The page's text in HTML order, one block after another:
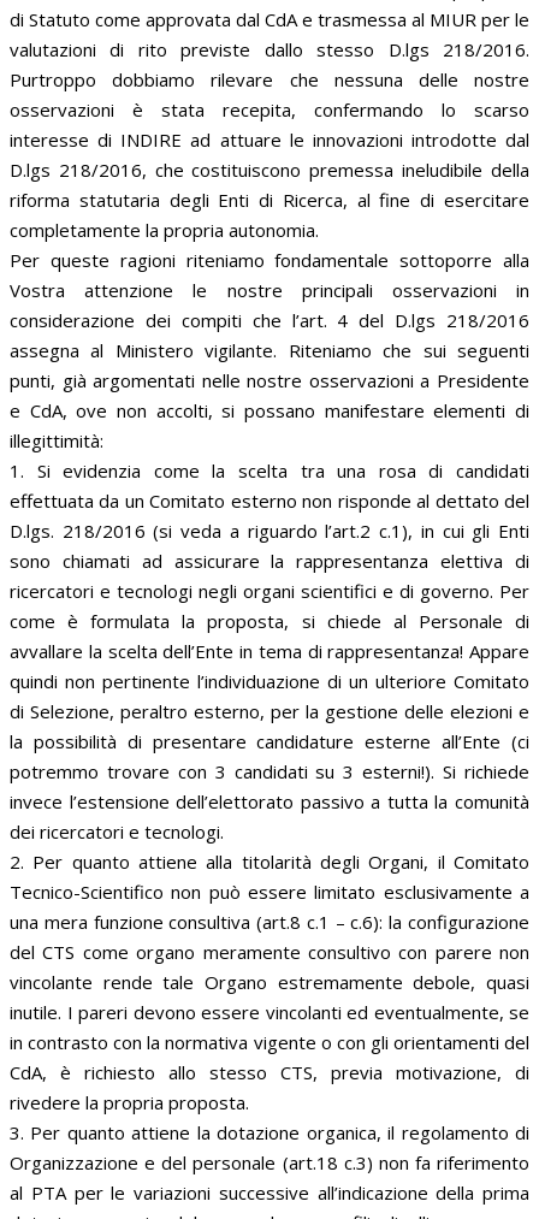
di Statuto come approvata dal CdA e trasmessa al MIUR per le
valutazioni di rito previste dallo stesso D.lgs 218/2016.
Purtroppo dobbiamo rilevare che nessuna delle nostre
osservazioni è stata recepita, confermando lo scarso
interesse di INDIRE ad attuare le innovazioni introdotte dal
D.lgs 218/2016, che costituiscono premessa ineludibile della
riforma statutaria degli Enti di Ricerca, al fine di esercitare
completamente la propria autonomia.
Per queste ragioni riteniamo fondamentale sottoporre alla
Vostra attenzione le nostre principali osservazioni in
considerazione dei compiti che l’art. 4 del D.lgs 218/2016
assegna al Ministero vigilante. Riteniamo che sui seguenti
punti, già argomentati nelle nostre osservazioni a Presidente
e CdA, ove non accolti, si possano manifestare elementi di
illegittimità:
1. Si evidenzia come la scelta tra una rosa di candidati
effettuata da un Comitato esterno non risponde al dettato del
D.lgs. 218/2016 (si veda a riguardo l’art.2 c.1), in cui gli Enti
sono chiamati ad assicurare la rappresentanza elettiva di
ricercatori e tecnologi negli organi scientifici e di governo. Per
come è formulata la proposta, si chiede al Personale di
avvallare la scelta dell’Ente in tema di rappresentanza! Appare
quindi non pertinente l’individuazione di un ulteriore Comitato
di Selezione, peraltro esterno, per la gestione delle elezioni e
la possibilità di presentare candidature esterne all’Ente (ci
potremmo trovare con 3 candidati su 3 esterni!). Si richiede
invece l’estensione dell’elettorato passivo a tutta la comunità
dei ricercatori e tecnologi.
2. Per quanto attiene alla titolarità degli Organi, il Comitato
Tecnico-Scientifico non può essere limitato esclusivamente a
una mera funzione consultiva (art.8 c.1 – c.6): la configurazione
del CTS come organo meramente consultivo con parere non
vincolante rende tale Organo estremamente debole, quasi
inutile. I pareri devono essere vincolanti ed eventualmente, se
in contrasto con la normativa vigente o con gli orientamenti del
CdA, è richiesto allo stesso CTS, previa motivazione, di
rivedere la propria proposta.
3. Per quanto attiene la dotazione organica, il regolamento di
Organizzazione e del personale (art.18 c.3) non fa riferimento
al PTA per le variazioni successive all’indicazione della prima